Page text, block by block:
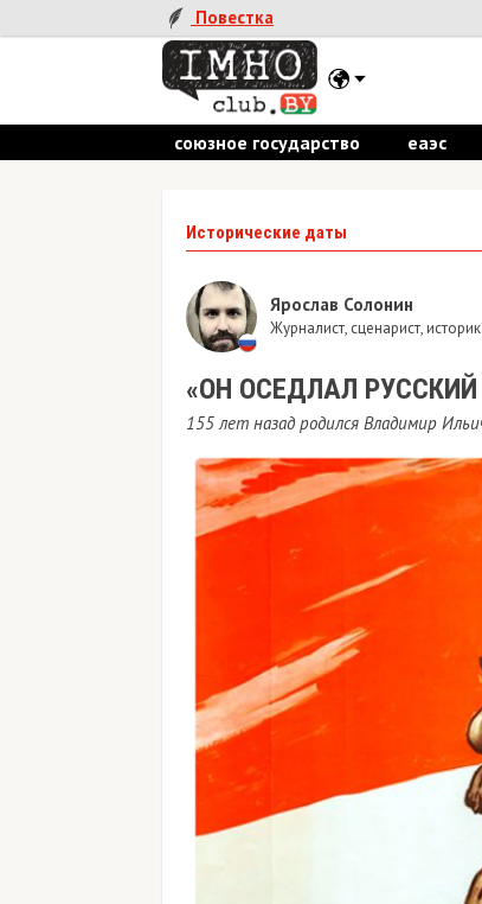
Повестка
союзное государство еаэс
Исторические даты
Ярослав Солонин
Журналист, сценарист, историк.
«ОН ОСЕДЛАЛ РУССКИЙ
155 лет назад родился Владимир